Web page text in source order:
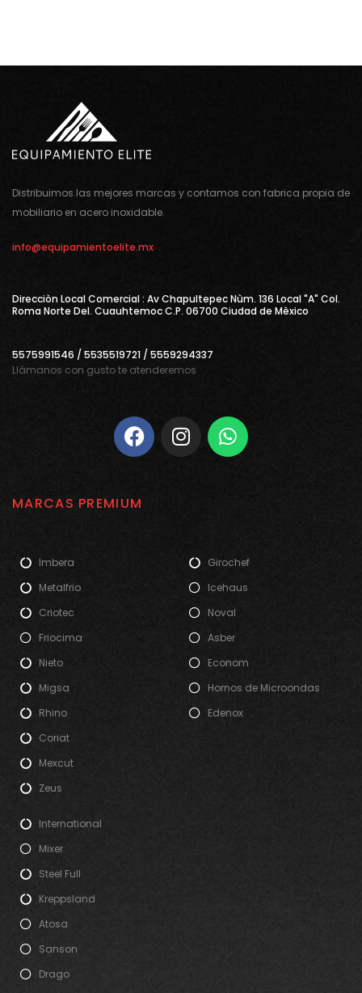
Distribuimos las mejores marcas y contamos con fabrica propia de
mobiliario en acero inoxidable.
info@equipamientoelite.mx
Direcciòn Local Comercial : Av Chapultepec Nùm. 136 Local "A" Col.
Roma Norte Del. Cuauhtemoc C.P. 06700 Ciudad de Mèxico
5575991546 / 5535519721 / 5559294337
Llámanos con gusto te atenderemos
MARCAS PREMIUM
Imbera
Metalfrio
Criotec
Friocima
Nieto
Migsa
Rhino
Coriat
Mexcut
Zeus
Girochef
Icehaus
Noval
Asber
Econom
Hornos de Microondas
Edenox
International
Mixer
Steel Full
Kreppsland
Atosa
Sanson
Drago